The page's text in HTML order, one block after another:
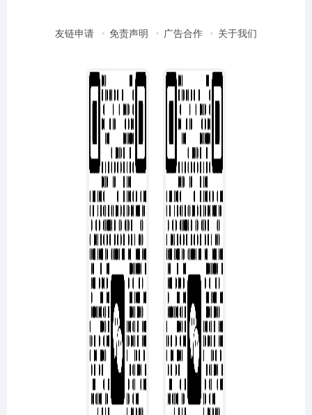
友链申请 免责声明 广告合作 关于我们